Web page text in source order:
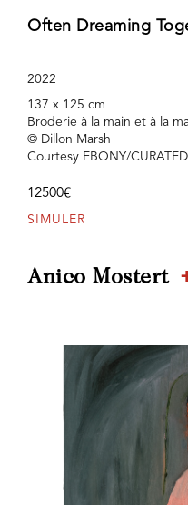
Often Dreaming
2022
137 x 125 cm
Broderie à la main et à la
© Dillon Marsh
Courtesy EBONY/CURATED
12500€
SIMULER
Anico Mostert